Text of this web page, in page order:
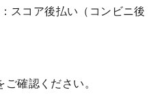
スコア後払い（コンビニ後
ご確認ください。